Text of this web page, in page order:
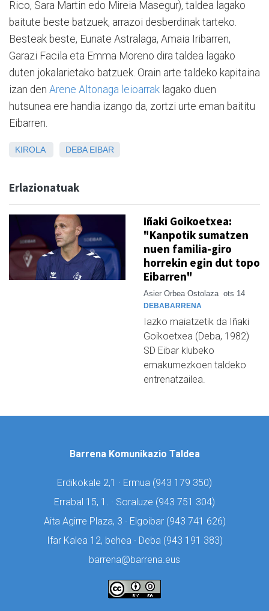
Rico, Sara Martin edo Mireia Masegur), taldea lagako
baitute beste batzuek, arrazoi desberdinak tarteko.
Besteak beste, Eunate Astralaga, Amaia Iribarren,
Garazi Facila eta Emma Moreno dira taldea lagako
duten jokalarietako batzuek. Orain arte taldeko kapitaina
izan den Arene Altonaga leioarrak lagako duen
hutsunea ere handia izango da, zortzi urte eman baititu
Eibarren.
KIROLA DEBA EIBAR
Erlazionatuak
Iñaki Goikoetxea:
"Kanpotik sumatzen
nuen familia-giro
horrekin egin dut topo
Eibarren"
Asier Orbea Ostolaza ots 14
DEBABARRENA
Iazko maiatzetik da Iñaki
Goikoetxea (Deba, 1982)
SD Eibar klubeko
emakumezkoen taldeko
entrenatzailea.
Barrena Komunikazio Taldea
Erdikokale 2,1 · Ermua (943 179 350)
Errabal 15, 1. · Soraluze (943 751 304)
Aita Agirre Plaza, 3 · Elgoibar (943 741 626)
Ifar Kalea 12, behea · Deba (943 191 383)
barrena@barrena.eus